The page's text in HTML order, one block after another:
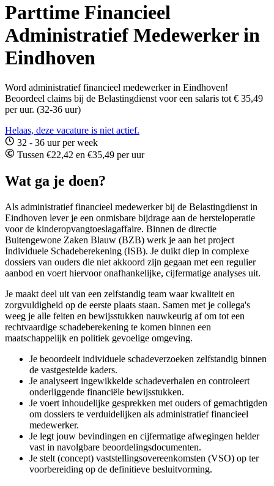
Parttime Financieel
Administratief Medewerker in
Eindhoven
Word administratief financieel medewerker in Eindhoven!
Beoordeel claims bij de Belastingdienst voor een salaris tot € 35,49
per uur. (32-36 uur)
Helaas, deze vacature is niet actief.
32 - 36 uur per week
Tussen €22,42 en €35,49 per uur
Wat ga je doen?
Als administratief financieel medewerker bij de Belastingdienst in
Eindhoven lever je een onmisbare bijdrage aan de hersteloperatie
voor de kinderopvangtoeslagaffaire. Binnen de directie
Buitengewone Zaken Blauw (BZB) werk je aan het project
Individuele Schadeberekening (ISB). Je duikt diep in complexe
dossiers van ouders die niet akkoord zijn gegaan met een regulier
aanbod en voert hiervoor onafhankelijke, cijfermatige analyses uit.
Je maakt deel uit van een zelfstandig team waar kwaliteit en
zorgvuldigheid op de eerste plaats staan. Samen met je collega's
weeg je alle feiten en bewijsstukken nauwkeurig af om tot een
rechtvaardige schadeberekening te komen binnen een
maatschappelijk en politiek gevoelige omgeving.
Je beoordeelt individuele schadeverzoeken zelfstandig binnen
de vastgestelde kaders.
Je analyseert ingewikkelde schadeverhalen en controleert
onderliggende financiële bewijsstukken.
Je voert inhoudelijke gesprekken met ouders of gemachtigden
om dossiers te verduidelijken als administratief financieel
medewerker.
Je legt jouw bevindingen en cijfermatige afwegingen helder
vast in navolgbare beoordelingsdocumenten.
Je stelt (concept) vaststellingsovereenkomsten (VSO) op ter
voorbereiding op de definitieve besluitvorming.